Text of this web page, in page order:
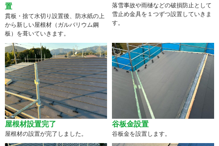
置
貫板・捨て水切り設置後、防水紙の上
から新しい屋根材（ガルバリウム鋼
板）を葺いていきます。
落雪事故や雨樋などの破損防止として
雪止め金具を１つずつ設置していきま
す。
屋根材設置完了
屋根材の設置が完了しました。
谷板金設置
谷板金を設置します。